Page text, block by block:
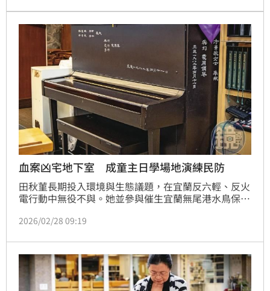
頭裡面鑽進去的傷痛。」
血案凶宅地下室 成童主日學場地演練民防
田秋菫長期投入環境與生態議題，在宜蘭反六輕、反火
電行動中無役不與。她並參與催生宜蘭無尾港水鳥保護
父親帶去爬山，田朝明向來不帶她走好走的路，老是走
得破皮，流汗就全身刺痛，「可是，一旦有人走過，就
會出現小小的路痕；如果有人倒些土，那草就不會再
長；如果有人鋪了碎石子，就更好走；如果有人鋪了柏
油，後人就可以在上面騎腳踏車。」
2026/02/28 09:19